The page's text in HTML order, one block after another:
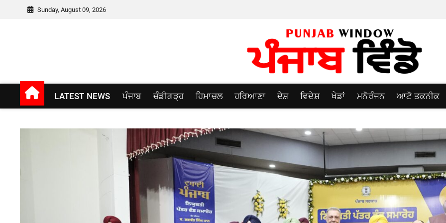
Sunday, August 09, 2026
Punjab window
LATEST NEWS ਪੰਜਾਬ ਚੰਡੀਗੜ੍ਹ ਹਿਮਾਚਲ ਹਰਿਆਣਾ ਦੇਸ਼ ਵਿਦੇਸ਼ ਖੇਡਾਂ ਮਨੋਰੰਜਨ ਆਟੋ ਤਕਨੀਕ